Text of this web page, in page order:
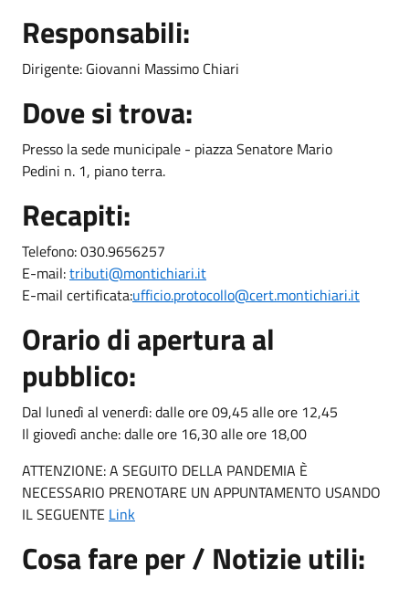
Responsabili:
Dirigente: Giovanni Massimo Chiari
Dove si trova:
Presso la sede municipale - piazza Senatore Mario
Pedini n. 1, piano terra.
Recapiti:
Telefono: 030.9656257
E-mail:tributi@montichiari.it
E-mail certificata:ufficio.protocollo@cert.montichiari.it
Orario di apertura al
pubblico:
Dal lunedì al venerdì: dalle ore 09,45 alle ore 12,45
Il giovedì anche: dalle ore 16,30 alle ore 18,00
ATTENZIONE: A SEGUITO DELLA PANDEMIA È
NECESSARIO PRENOTARE UN APPUNTAMENTO USANDO
IL SEGUENTE Link
Cosa fare per / Notizie utili: